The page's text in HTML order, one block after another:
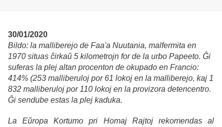
30/01/2020
Bildo: la malliberejo de Faa'a Nuutania, malfermita en
1970 situas ĉirkaŭ 5 kilometrojn for de la urbo Papeeto. Ĝi
suferas la plej altan procenton de okupado en Francio:
414% (253 malliberuloj por 61 lokoj en la malliberejo, kaj 1
832 malliberuloj por 110 lokoj en la provizora detencentro.
Ĝi sendube estas la plej kaduka.
La Eŭropa Kortumo pri Homaj Rajtoj rekomendas al